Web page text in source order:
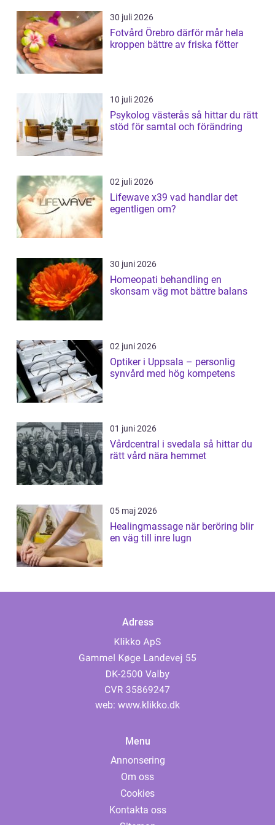
30 juli 2026
Fotvård Örebro därför mår hela
kroppen bättre av friska fötter
10 juli 2026
Psykolog västerås så hittar du rätt
stöd för samtal och förändring
02 juli 2026
Lifewave x39 vad handlar det
egentligen om?
30 juni 2026
Homeopati behandling en
skonsam väg mot bättre balans
02 juni 2026
Optiker i Uppsala – personlig
synvård med hög kompetens
01 juni 2026
Vårdcentral i svedala så hittar du
rätt vård nära hemmet
05 maj 2026
Healingmassage när beröring blir
en väg till inre lugn
Adress
web: www.klikko.dk
Menu
Annonsering
Om oss
Cookies
Kontakta oss